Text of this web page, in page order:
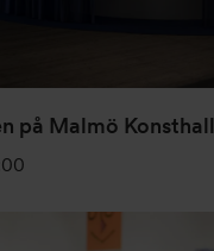
på Malmö Konsthall